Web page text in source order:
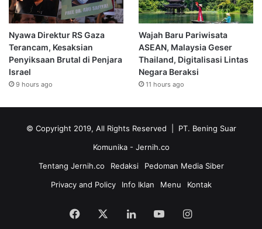
Nyawa Direktur RS Gaza
Terancam, Kesaksian
Penyiksaan Brutal di Penjara
Israel
9 hours ago
Wajah Baru Pariwisata
ASEAN, Malaysia Geser
Thailand, Digitalisasi Lintas
Negara Beraksi
11 hours ago
© Copyright 2019, All Rights Reserved | PT. Bening Suar
Komunika - Jernih.co
Tentang Jernih.co
Redaksi
Pedoman Media Siber
Privacy and Policy
Info Iklan Menu Kontak
Facebook LinkedInYouTubeInstagram